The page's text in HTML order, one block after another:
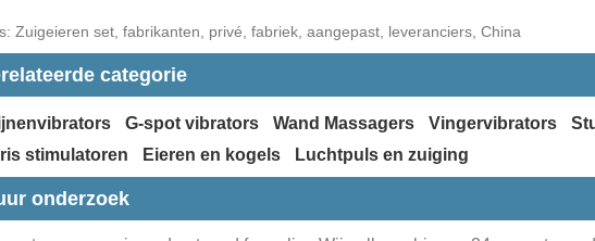
Zuigeieren set, fabrikanten, privé, fabriek, aangepast, leveranciers, China
categorie
G-spot vibrators Wand Massagers Vingervibrators
stimulatoren
Eieren en kogels Luchtpuls en zuiging
onderzoek